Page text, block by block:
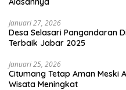
Januari 27, 2026
Desa Selasari Pangandaran
Terbaik Jabar 2025
Januari 25, 2026
Citumang Tetap Aman Meski
Wisata Meningkat